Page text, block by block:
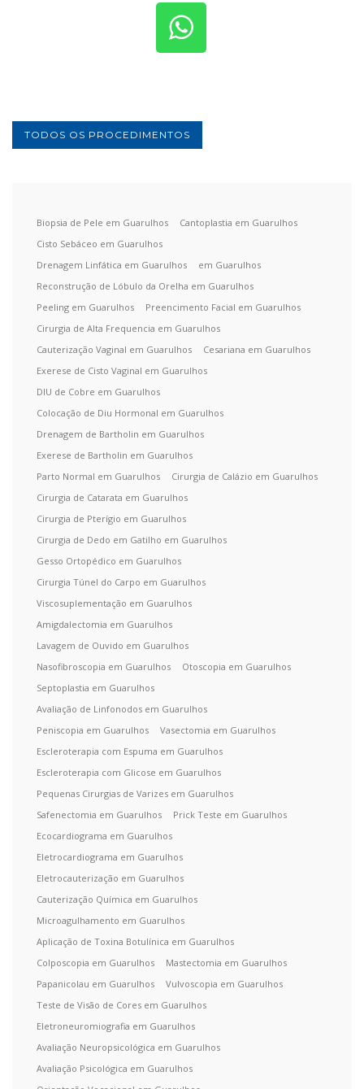
TODOS OS PROCEDIMENTOS
Biopsia de Pele em Guarulhos
Cantoplastia em Guarulhos
Cisto Sebáceo em Guarulhos
Drenagem Linfática em Guarulhos
em Guarulhos
Reconstrução de Lóbulo da Orelha em Guarulhos
Peeling em Guarulhos
Preencimento Facial em Guarulhos
Cirurgia de Alta Frequencia em Guarulhos
Cauterização Vaginal em Guarulhos
Cesariana em Guarulhos
Exerese de Cisto Vaginal em Guarulhos
DIU de Cobre em Guarulhos
Colocação de Diu Hormonal em Guarulhos
Drenagem de Bartholin em Guarulhos
Exerese de Bartholin em Guarulhos
Parto Normal em Guarulhos
Cirurgia de Calázio em Guarulhos
Cirurgia de Catarata em Guarulhos
Cirurgia de Pterígio em Guarulhos
Cirurgia de Dedo em Gatilho em Guarulhos
Gesso Ortopédico em Guarulhos
Cirurgia Túnel do Carpo em Guarulhos
Viscosuplementação em Guarulhos
Amigdalectomia em Guarulhos
Lavagem de Ouvido em Guarulhos
Nasofibroscopia em Guarulhos
Otoscopia em Guarulhos
Septoplastia em Guarulhos
Avaliação de Linfonodos em Guarulhos
Peniscopia em Guarulhos
Vasectomia em Guarulhos
Escleroterapia com Espuma em Guarulhos
Escleroterapia com Glicose em Guarulhos
Pequenas Cirurgias de Varizes em Guarulhos
Safenectomia em Guarulhos
Prick Teste em Guarulhos
Ecocardiograma em Guarulhos
Eletrocardiograma em Guarulhos
Eletrocauterização em Guarulhos
Cauterização Química em Guarulhos
Microagulhamento em Guarulhos
Aplicação de Toxina Botulínica em Guarulhos
Colposcopia em Guarulhos
Mastectomia em Guarulhos
Papanicolau em Guarulhos
Vulvoscopia em Guarulhos
Teste de Visão de Cores em Guarulhos
Eletroneuromiografia em Guarulhos
Avaliação Neuropsicológica em Guarulhos
Avaliação Psicológica em Guarulhos